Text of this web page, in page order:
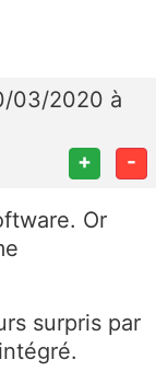
03/2020 à
+ -
Or
surpris par